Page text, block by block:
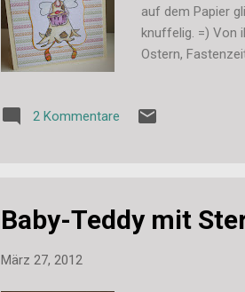
auf dem Papier
knuffelig. =) Von
Ostern,
2 Kommentare
Baby-Teddy mit
März 27, 2012